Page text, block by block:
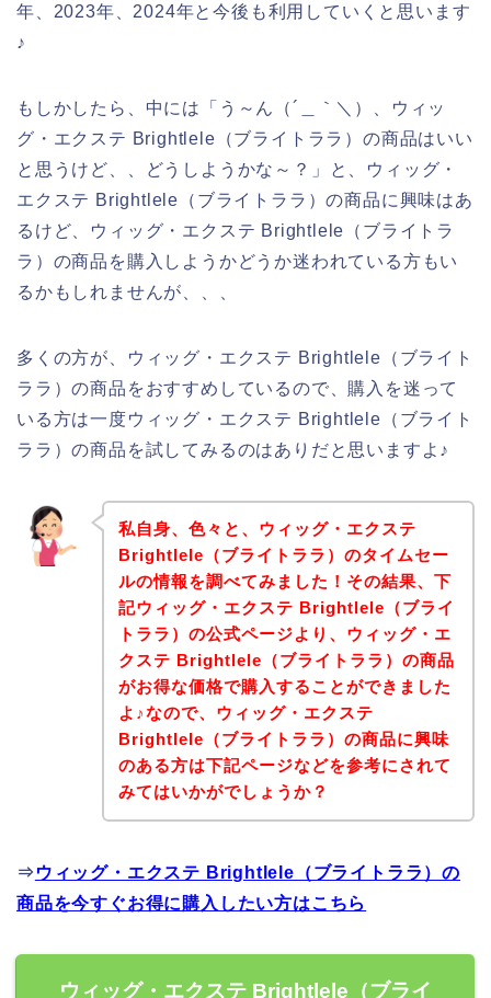
年、2023年、2024年と今後も利用していくと思います
♪
もしかしたら、中には「う～ん（´＿｀＼）、ウィッ
グ・エクステ Brightlele（ブライトララ）の商品はいい
と思うけど、、どうしようかな～？」と、ウィッグ・
エクステ Brightlele（ブライトララ）の商品に興味はあ
るけど、ウィッグ・エクステ Brightlele（ブライトラ
ラ）の商品を購入しようかどうか迷われている方もい
るかもしれませんが、、、
多くの方が、ウィッグ・エクステ Brightlele（ブライト
ララ）の商品をおすすめしているので、購入を迷って
いる方は一度ウィッグ・エクステ Brightlele（ブライト
ララ）の商品を試してみるのはありだと思いますよ♪
私自身、色々と、ウィッグ・エクステ
Brightlele（ブライトララ）のタイムセー
ルの情報を調べてみました！その結果、下
記ウィッグ・エクステ Brightlele（ブライ
トララ）の公式ページより、ウィッグ・エ
クステ Brightlele（ブライトララ）の商品
がお得な価格で購入することができました
よ♪なので、ウィッグ・エクステ
Brightlele（ブライトララ）の商品に興味
のある方は下記ページなどを参考にされて
みてはいかがでしょうか？
⇒ ウィッグ・エクステ Brightlele（ブライトララ）の
商品を今すぐお得に購入したい方はこちら
ウィッグ・エクステ Brightlele（ブライ